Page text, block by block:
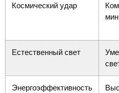
Космический удар
Естественный свет
Энергоэффективность